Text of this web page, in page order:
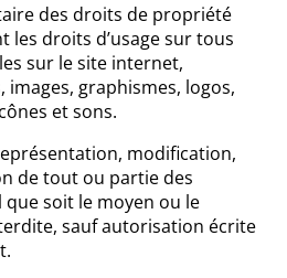
des droits de propriété
les droits d’usage sur tous
sur le site internet,
graphismes, logos,
et sons.
modification,
de tout ou partie des
soit le moyen ou le
sauf autorisation écrite